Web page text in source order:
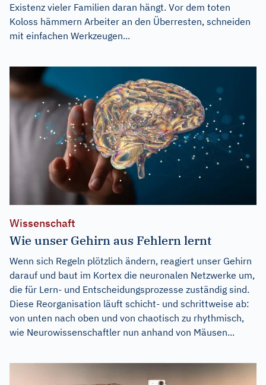
Existenz vieler Familien daran hängt. Vor dem toten
Koloss hämmern Arbeiter an den Überresten, schneiden
mit einfachen Werkzeugen...
Wissenschaft
Wie unser Gehirn aus Fehlern lernt
Wenn sich Regeln plötzlich ändern, reagiert unser Gehirn
darauf und baut im Kortex die neuronalen Netzwerke um,
die für Lern- und Entscheidungsprozesse zuständig sind.
Diese Reorganisation läuft schicht- und schrittweise ab:
von unten nach oben und von chaotisch zu rhythmisch,
wie Neurowissenschaftler nun anhand von Mäusen...